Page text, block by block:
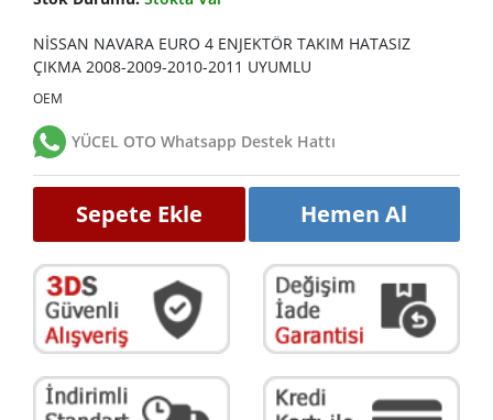
NİSSAN NAVARA EURO 4 ENJEKTÖR TAKIM HATASIZ
ÇIKMA 2008-2009-2010-2011 UYUMLU
OEM
YÜCEL OTO Whatsapp Destek Hattı
Sepete Ekle Hemen Al